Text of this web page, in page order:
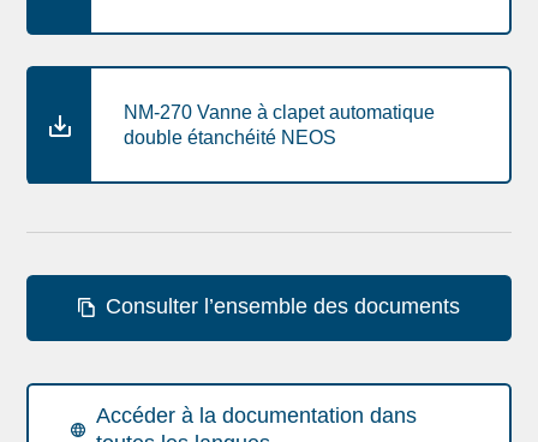
NM-270 Vanne à clapet automatique
double étanchéité NEOS
Consulter l’ensemble des documents
Accéder à la documentation dans